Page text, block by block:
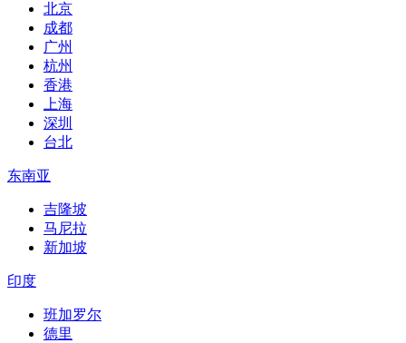
北京
成都
广州
杭州
香港
上海
深圳
台北
东南亚
吉隆坡
马尼拉
新加坡
印度
班加罗尔
德里